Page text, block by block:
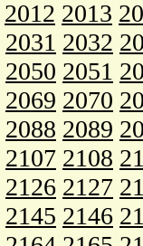
2012 2013
2031 2032
2050 2051
2069 2070
2088 2089
2107 2108
2126 2127
2145 2146